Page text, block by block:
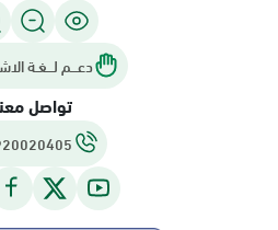
دعـــم لـــغـة
تواصل